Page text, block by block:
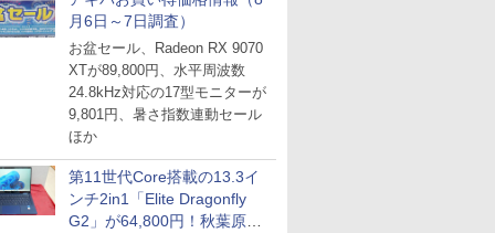
月6日～7日調査）
お盆セール、Radeon RX 9070
XTが89,800円、水平周波数
24.8kHz対応の17型モニターが
9,801円、暑さ指数連動セール
ほか
第11世代Core搭載の13.3イ
ンチ2in1「Elite Dragonfly
G2」が64,800円！秋葉原で